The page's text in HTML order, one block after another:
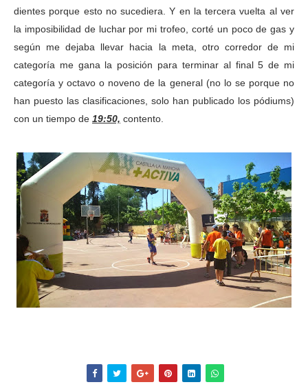
dientes porque esto no sucediera. Y en la tercera vuelta al ver
la imposibilidad de luchar por mi trofeo, corté un poco de gas y
según me dejaba llevar hacia la meta, otro corredor de mi
categoría me gana la posición para terminar al final 5 de mi
categoría y octavo o noveno de la general (no lo se porque no
han puesto las clasificaciones, solo han publicado los pódiums)
con un tiempo de 19:50, contento.